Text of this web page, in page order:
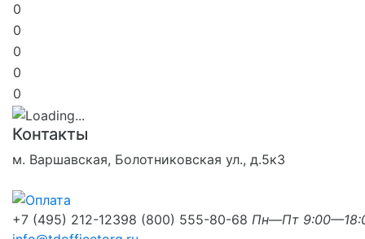
0
0
0
0
0
Контакты
м. Варшавская, Болотниковская ул., д.5к3
+7 (495) 212-12398 (800) 555-80-68 Пн—Пт